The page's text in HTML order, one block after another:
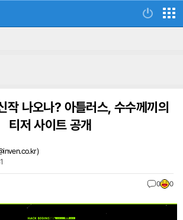
작 나오나? 아틀러스, 수수께끼의
티저 사이트 공개
)
0 0